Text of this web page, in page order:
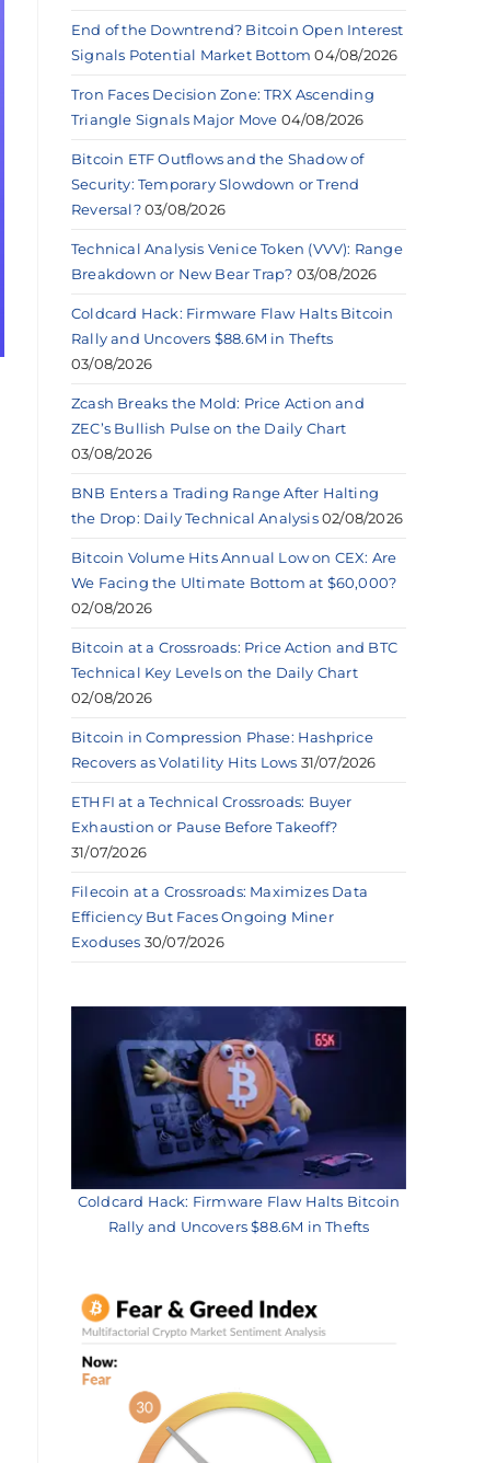
End of the Downtrend? Bitcoin Open Interest
Signals Potential Market Bottom 04/08/2026
Tron Faces Decision Zone: TRX Ascending
Triangle Signals Major Move 04/08/2026
Bitcoin ETF Outflows and the Shadow of
Security: Temporary Slowdown or Trend
Reversal? 03/08/2026
Technical Analysis Venice Token (VVV): Range
Breakdown or New Bear Trap? 03/08/2026
Coldcard Hack: Firmware Flaw Halts Bitcoin
Rally and Uncovers $88.6M in Thefts
03/08/2026
Zcash Breaks the Mold: Price Action and
ZEC’s Bullish Pulse on the Daily Chart
03/08/2026
BNB Enters a Trading Range After Halting
the Drop: Daily Technical Analysis 02/08/2026
Bitcoin Volume Hits Annual Low on CEX: Are
We Facing the Ultimate Bottom at $60,000?
02/08/2026
Bitcoin at a Crossroads: Price Action and BTC
Technical Key Levels on the Daily Chart
02/08/2026
Bitcoin in Compression Phase: Hashprice
Recovers as Volatility Hits Lows 31/07/2026
ETHFI at a Technical Crossroads: Buyer
Exhaustion or Pause Before Takeoff?
31/07/2026
Filecoin at a Crossroads: Maximizes Data
Efficiency But Faces Ongoing Miner
Exoduses 30/07/2026
Coldcard Hack: Firmware Flaw Halts Bitcoin
Rally and Uncovers $88.6M in Thefts